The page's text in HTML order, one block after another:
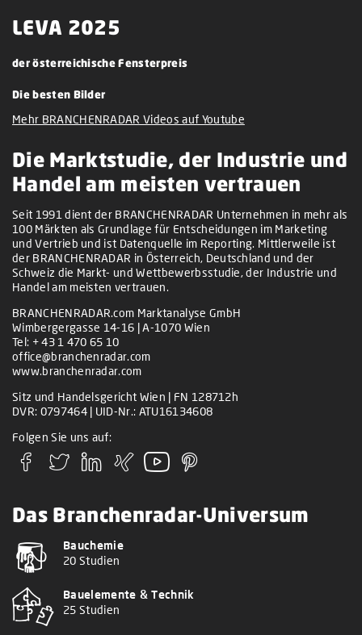
LEVA 2025
der österreichische Fensterpreis
Die besten Bilder
Mehr BRANCHENRADAR Videos auf Youtube
Die Marktstudie, der Industrie und
Handel am meisten vertrauen
Seit 1991 dient der BRANCHENRADAR Unternehmen in mehr als
100 Märkten als Grundlage für Entscheidungen im Marketing
und Vertrieb und ist Datenquelle im Reporting. Mittlerweile ist
der BRANCHENRADAR in Österreich, Deutschland und der
Schweiz die Markt- und Wettbewerbsstudie, der Industrie und
Handel am meisten vertrauen.
BRANCHENRADAR.com Marktanalyse GmbH
Wimbergergasse 14-16 | A-1070 Wien
Tel: + 43 1 470 65 10
office@branchenradar.com
www.branchenradar.com
Sitz und Handelsgericht Wien | FN 128712h
DVR: 0797464 | UID-Nr.: ATU16134608
Folgen Sie uns auf:
Das Branchenradar-Universum
Bauchemie
20 Studien
Bauelemente & Technik
25 Studien